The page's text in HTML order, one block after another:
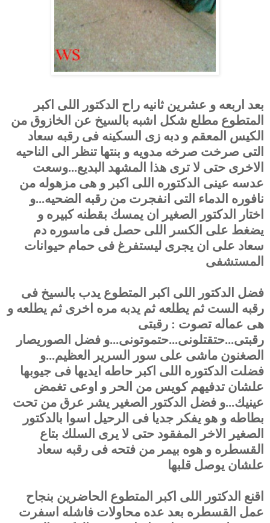
بعد اربعه و عشرين ثانيه راح الدكتور اللى اكبر
المتطوع مطلع شكل اشبه بالسيخ عن الخازوق من
الكيس المعقم و دبه زى السكينه فى رقبه سعاد
التى صرخت صرخه مدويه و بنتها تنظر الى الناحيه
الاخرى حتى لا ترى هذا المشهد البديع...وسعت
عدسه عينى الدكتوره اللى اكبر و هى مزهوله من
نافوره الدماء التى انفجرت من رقبه الضحيه...و
اختار الدكتور الصغير ان يمسك بقطنه كبيره و
يضغط على الكسر اللى حصل فى ماسوره دم
سعاد على ان يجرى ليستفرغ فى حمام حيوانات
المستشفى
فضل الدكتور اللى اكبر المتطوع يدب بالسيخ فى
رقبه الست ثم يطلعه ثم يدبه مره اخرى ثم يطلعه و
هى عماله تصوت : رقبتى
رقبتى...حتقتلونى...حتموتونى...و فضل الصوريصار
الصغنون ماشى على سور السرير العظيم...و
فضلت الدكتوره اللى اكبر حاطه ايديها فى جيوبها
علشان تدفيهم كويس من الحر و اوعى تغمض
عينيك...و فضل الدكتور الصغير يشر عرق من تحت
بطاطه و هو يفكر جديا فى الرحيل اسوا بالدكتور
الصغير الاخر المفقود حتى لا يرى السلك بتاع
القسطره و هوه بيمر من فتحه فى رقبه سعاد
علشان يوصل قلبها
اقنع الدكتور اللى اكبر المتطوع الحاضرين بنجاح
عمل القسطره بعد عده محاولات فاشله اسفرت